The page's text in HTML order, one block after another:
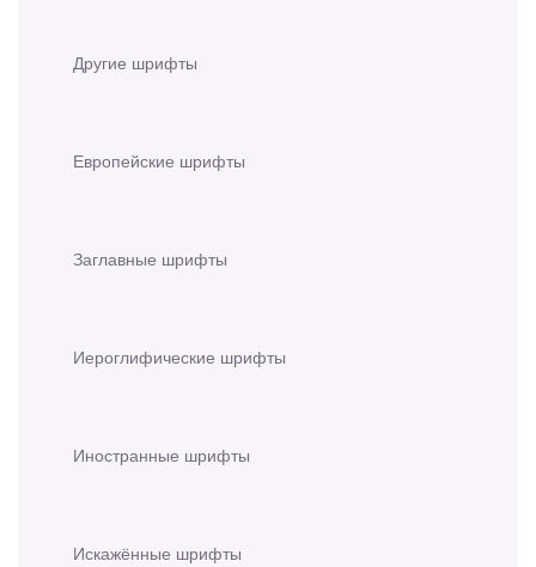
Другие шрифты
Европейские шрифты
Заглавные шрифты
Иероглифические шрифты
Иностранные шрифты
Искажённые шрифты